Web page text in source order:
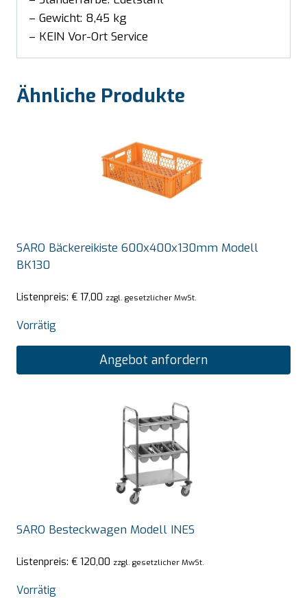
– Gewicht: 8,45 kg
– KEIN Vor-Ort Service
Ähnliche Produkte
SARO Bäckereikiste 600x400x130mm Modell
BK130
Listenpreis: € 17,00 zzgl. gesetzlicher MwSt.
Vorrätig
Angebot anfordern
SARO Besteckwagen Modell INES
Listenpreis: € 120,00 zzgl. gesetzlicher MwSt.
Vorrätig